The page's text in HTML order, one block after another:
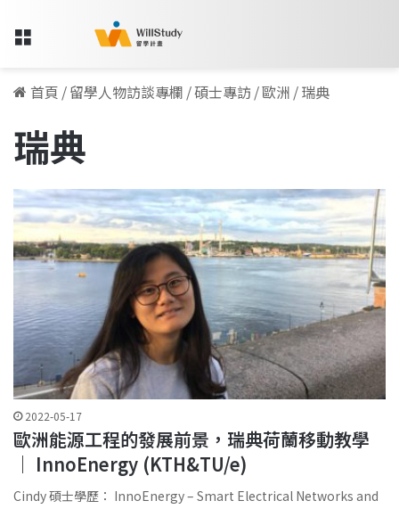
Menu
首頁 /留學人物訪談專欄 /碩士專訪 /歐洲 /瑞典
瑞典
2022-05-17
歐洲能源工程的發展前景，瑞典荷蘭移動教學
｜ InnoEnergy (KTH&TU/e)
Cindy 碩士學歷： InnoEnergy – Smart Electrical Networks and